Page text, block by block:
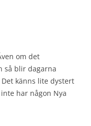
om det
så blir dagarna
känns lite dystert
har någon Nya